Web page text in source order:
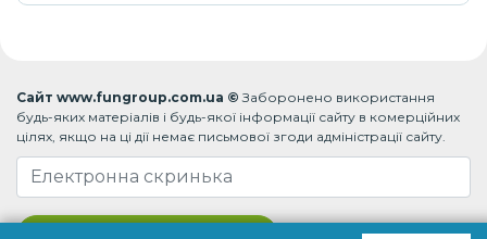
Сайт www.fungroup.com.ua ©Заборонено використання
будь-яких матеріалів і будь-якої інформації сайту в комерційних
цілях, якщо на ці дії немає письмової згоди адміністрації сайту.